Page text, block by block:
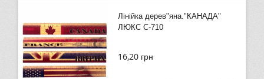
Лінійка дерев"яна."КАНАДА"
ЛЮКС С-710
16,20 грн